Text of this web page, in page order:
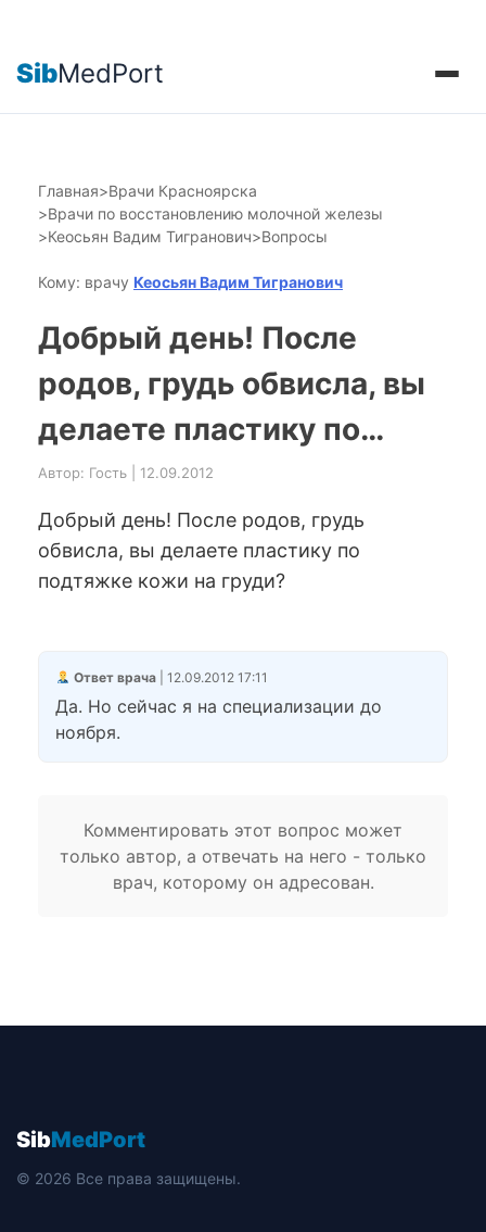
SibMedPort
Главная>Врачи Красноярска
>Врачи по восстановлению молочной железы
>Кеосьян Вадим Тигранович>Вопросы
Кому: врачу Кеосьян Вадим Тигранович
Добрый день! После
родов, грудь обвисла, вы
делаете пластику по…
Автор: Гость | 12.09.2012
Добрый день! После родов, грудь
обвисла, вы делаете пластику по
подтяжке кожи на груди?
Ответ врача| 12.09.2012 17:11
Да. Но сейчас я на специализации до
ноября.
Комментировать этот вопрос может
только автор, а отвечать на него - только
врач, которому он адресован.
SibMedPort
© 2026 Все права защищены.